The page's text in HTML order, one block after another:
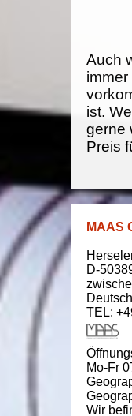
Auch
ist.
gerne
Preis
MAAS
D-
TEL:
Mo-Fr
Wir